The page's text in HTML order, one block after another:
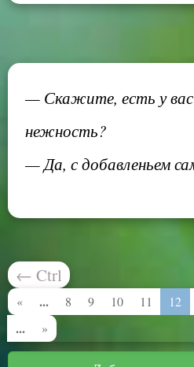
— Скажите, есть у вас
нежность?
— Да, с добавленьем
← Ctrl
« ... 8 9 10 11 12
... »